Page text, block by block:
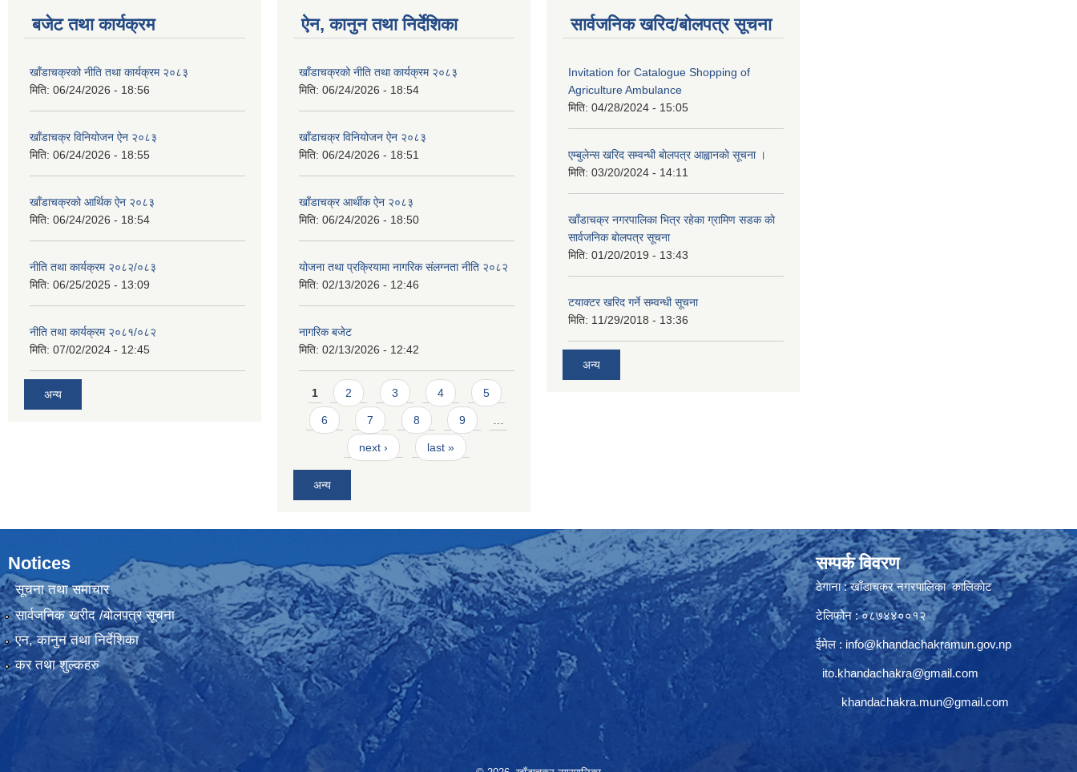
बजेट तथा कार्यक्रम
खाँडाचक्रको नीति तथा कार्यक्रम २०८३
मिति: 06/24/2026 - 18:56
खाँडाचक्र विनियोजन ऐन २०८३
मिति: 06/24/2026 - 18:55
खाँडाचक्रको आर्थिक ऐन २०८३
मिति: 06/24/2026 - 18:54
नीति तथा कार्यक्रम २०८२/०८३
मिति: 06/25/2025 - 13:09
नीति तथा कार्यक्रम २०८१/०८२
मिति: 07/02/2024 - 12:45
अन्य
ऐन, कानुन तथा निर्देशिका
खाँडाचक्रको नीति तथा कार्यक्रम २०८३
मिति: 06/24/2026 - 18:54
खाँडाचक्र विनियोजन ऐन २०८३
मिति: 06/24/2026 - 18:51
खाँडाचक्र आर्थीक ऐन २०८३
मिति: 06/24/2026 - 18:50
योजना तथा प्रक्रियामा नागरिक संलग्नता नीति २०८२
मिति: 02/13/2026 - 12:46
नागरिक बजेट
मिति: 02/13/2026 - 12:42
Pages
1 2 3 4 5
6 7 8 9 …
next › last »
अन्य
सार्वजनिक खरिद/बोलपत्र सूचना
Invitation for Catalogue Shopping of
Agriculture Ambulance
मिति: 04/28/2024 - 15:05
एम्बुलेन्स खरिद सम्वन्धी बाेलपत्र आह्वानकाे सूचना ।
मिति: 03/20/2024 - 14:11
खाँडाचक्र नगरपालिका भित्र रहेका ग्रामिण सडक काे
सार्वजनिक बाेलपत्र सूचना
मिति: 01/20/2019 - 13:43
टयाक्टर खरिद गर्ने सम्वन्धी सूचना
मिति: 11/29/2018 - 13:36
अन्य
Notices
सूचना तथा समाचार
सार्वजनिक खरीद /बोलपत्र सूचना
एन, कानुन तथा निर्देशिका
कर तथा शुल्कहरु
सम्पर्क विवरण
ठेगाना : खाँडाचक्र नगरपालिका कालिकाेट
टेलिफोन : ०८७४४००१२
ईमेल : info@khandachakramun.gov.np
ito.khandachakra@gmail.com
khandachakra.mun@gmail.com